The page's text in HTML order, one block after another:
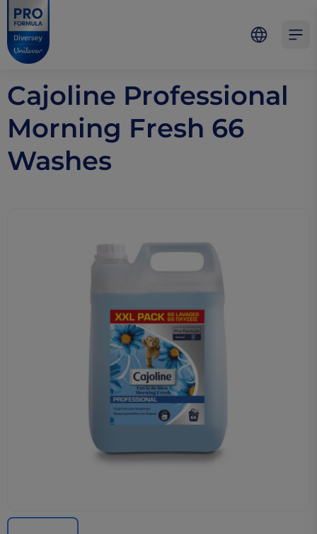
Skip to main content
Skip to navigation
Skip to footer
Pro Formula
Cajoline Professional
Morning Fresh 66
Washes